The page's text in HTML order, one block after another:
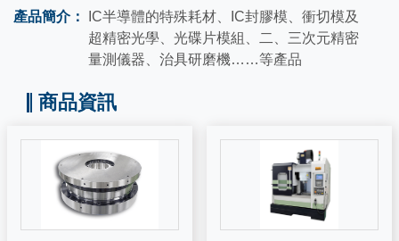
產品簡介：
IC半導體的特殊耗材、IC封膠模、衝切模及
超精密光學、光碟片模組、二、三次元精密
量測儀器、治具研磨機……等產品
商品資訊